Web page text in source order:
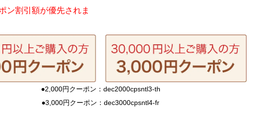
ン割引額が優先されま
●2,000円クーポン：dec2000cpsntl3-th
●3,000円クーポン：dec3000cpsntl4-fr